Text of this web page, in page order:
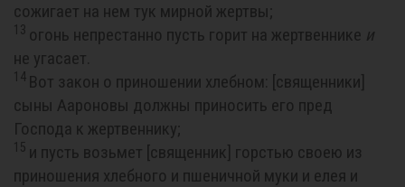
сожигает на нем тук мирной жертвы;
13 огонь непрестанно пусть горит на жертвеннике и
не угасает.
14 Вот закон о приношении хлебном: [священники]
сыны Аароновы должны приносить его пред
Господа к жертвеннику;
15 и пусть возьмет [священник] горстью своею из
приношения хлебного и пшеничной муки и елея и